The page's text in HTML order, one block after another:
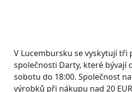
V Lucembursku se vyskytují tři
společnosti Darty, které bývají
sobotu do 18:00. Společnost
výrobků při nákupu nad 20